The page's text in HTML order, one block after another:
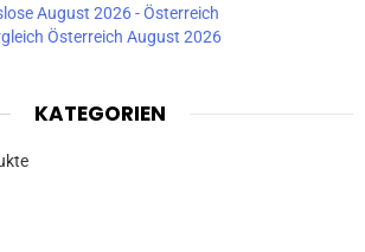
August 2026 - Österreich
Österreich August 2026
KATEGORIEN